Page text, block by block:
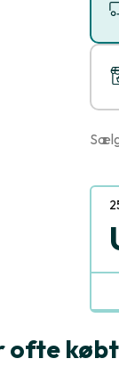
ofte